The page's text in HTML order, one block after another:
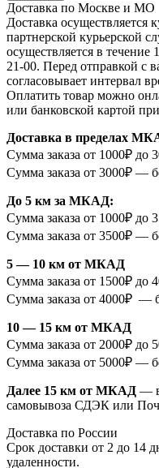
Доставка по Москве и МО
Доставка осуществляется
партнерской курьерской
осуществляется в
21-00. Перед отправкой с
согласовывает интервал
Оплатить товар можно
или банковской картой
Доставка в пределах
Сумма заказа от 1000₽ до
Сумма заказа от 3000₽ —
До 5 км за МКАД:
Сумма заказа от 1000₽ до
Сумма заказа от 3500₽ —
5 — 10 км от МКАД
Сумма заказа от 1500₽ до
Сумма заказа от 4000₽ —
10 — 15 км от МКАД
Сумма заказа от 2000₽ до
Сумма заказа от 5000₽ —
Далее 15 км от МКАД —
самовывоза СДЭК или
Доставка по России
Срок доставки от 2 до 14
удаленности.